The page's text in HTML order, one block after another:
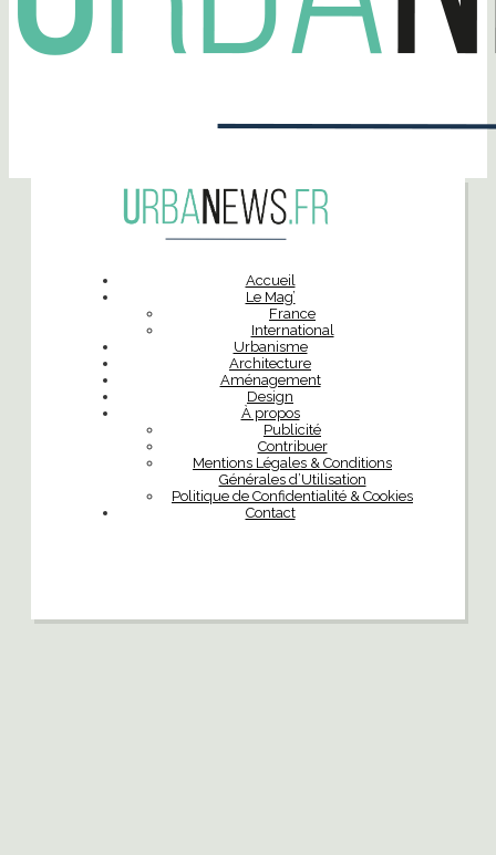
Accueil
Le Mag’
France
International
Urbanisme
Architecture
Aménagement
Design
À propos
Publicité
Contribuer
Mentions Légales & Conditions
Générales d’Utilisation
Politique de Confidentialité & Cookies
Contact